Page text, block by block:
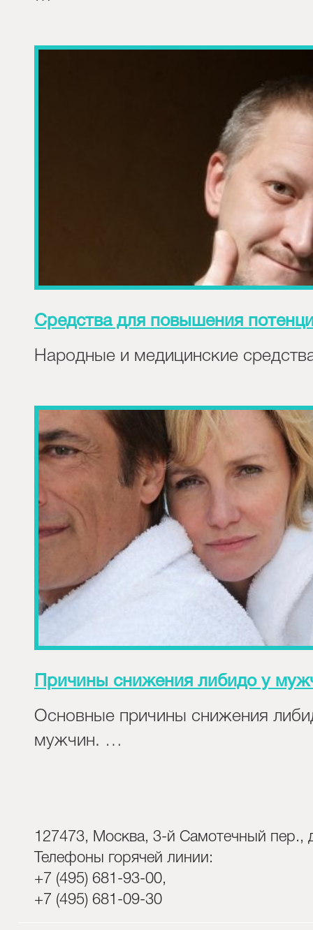
Средства для повышения
Народные и медицинские
Причины снижения либидо у
Основные причины снижения
мужчин. …
127473, Москва, 3-й Самотечный пер.,
Телефоны горячей линии:
+7 (495) 681-93-00,
+7 (495) 681-09-30